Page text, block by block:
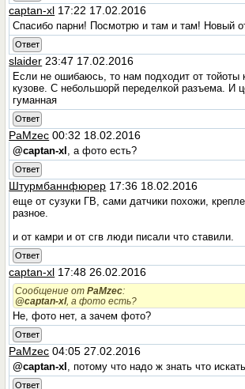
captan-xl 17:22 17.02.2016
Спасибо парни! Посмотрю и там и там! Новый
Ответ
slaider 23:47 17.02.2016
Если не ошибаюсь, то нам подходит от тойоты
кузове. С небольшорй переделкой разъема. И
гуманная
Ответ
PaMzec 00:32 18.02.2016
@captan-xl , а фото есть?
Ответ
Штурмбаннфюрер 17:36 18.02.2016
еще от сузуки ГВ, сами датчики похожи,
разное.
и от камри и от сгв люди писали что ставили.
Ответ
captan-xl 17:48 26.02.2016
Сообщение отPaMzec:
@captan-xl, а фото есть?
Не, фото нет, а зачем фото?
Ответ
PaMzec 04:05 27.02.2016
@captan-xl , потому что надо ж знать что искать
Ответ